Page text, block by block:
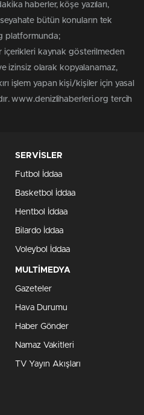
haberler, köşe yazıları,
bütün konuların tek
platformunda;
kaynak gösterilmeden
izinsiz olarak kopyalanamaz,
işlem yapan kişi/kişiler için yasal
www.denizlihaberleri.org tercih
SERVİSLER
Futbol İddaa
Basketbol İddaa
Hentbol İddaa
Bilardo İddaa
Voleybol İddaa
MULTİMEDYA
Gazeteler
Hava Durumu
Haber Gönder
Namaz Vakitleri
TV Yayın Akışları